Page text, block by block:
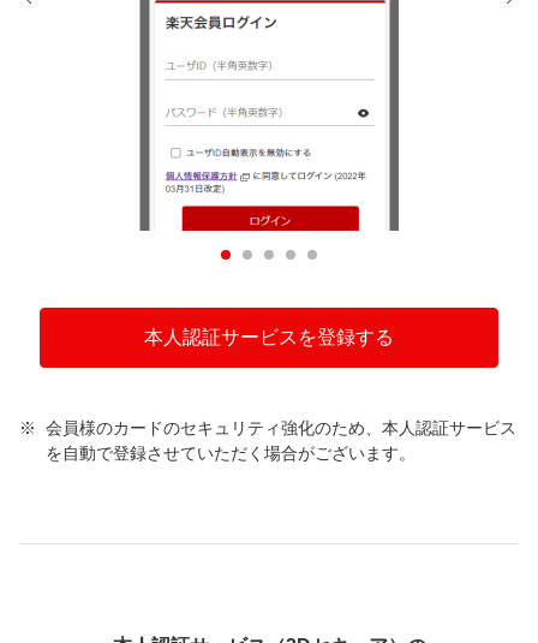
本人認証サービスを登録する
会員様のカードのセキュリティ強化のため、本人認証サービス
を自動で登録させていただく場合がございます。